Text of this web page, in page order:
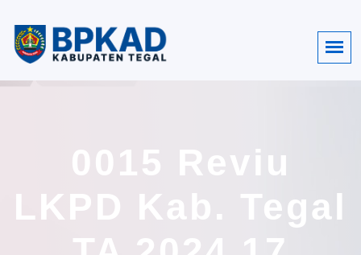
0015 Reviu
LKPD Kab. Tegal